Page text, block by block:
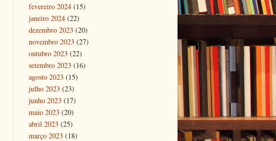
fevereiro 2024 (15)
janeiro 2024 (22)
dezembro 2023 (20)
novembro 2023 (27)
outubro 2023 (22)
setembro 2023 (16)
agosto 2023 (15)
julho 2023 (23)
junho 2023 (17)
maio 2023 (20)
abril 2023 (25)
março 2023 (18)